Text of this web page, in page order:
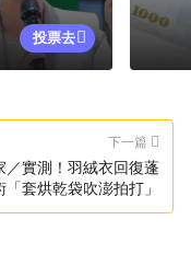
投票去
下一篇
／實測！羽絨衣回復蓬
「套烘乾袋吹澎拍打」